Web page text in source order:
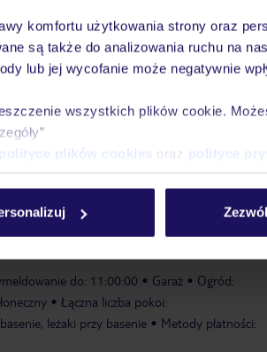
komfortu użytkowania strony oraz
są także do analizowania ruchu na
lub jej wycofanie może negatywnie
wszystkich plików cookie.
polityce plików cookies oraz polityce
miejscem na aktywny wypoczynek i regularne
w tym jazdę konną, nurkowanie z rurką i
obejmują klub dla dzieci, muzykę na żywo i
do: 11:00:00 Garaż
Ogród:
Łączna liczba pokoi:
leżaki przy basenie
Metody płatności: